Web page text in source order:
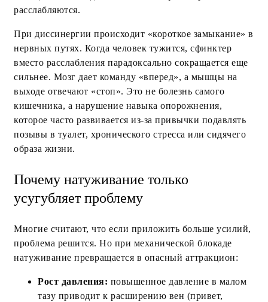
расслабляются.
При диссинергии происходит «короткое замыкание» в
нервных путях. Когда человек тужится, сфинктер
вместо расслабления парадоксально сокращается еще
сильнее. Мозг дает команду «вперед», а мышцы на
выходе отвечают «стоп». Это не болезнь самого
кишечника, а нарушение навыка опорожнения,
которое часто развивается из-за привычки подавлять
позывы в туалет, хронического стресса или сидячего
образа жизни.
Почему натуживание только
усугубляет проблему
Многие считают, что если приложить больше усилий,
проблема решится. Но при механической блокаде
натуживание превращается в опасный аттракцион:
Рост давления: повышенное давление в малом
тазу приводит к расширению вен (привет,